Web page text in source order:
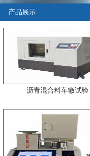
产品展示
沥青混合料车辙试验